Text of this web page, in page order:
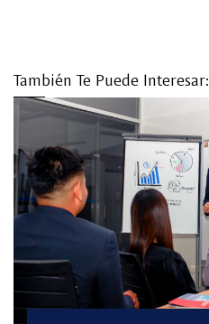
También Te Puede Interesar: